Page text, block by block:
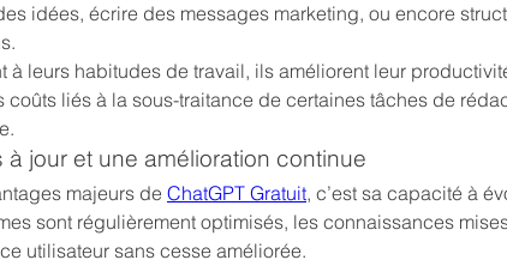
idées, écrire des messages marketing, ou encore
à leurs habitudes de travail, ils améliorent leur
coûts liés à la sous-traitance de certaines tâches de
à jour et une amélioration continue
majeurs de ChatGPT Gratuit, c’est sa capacité à
sont régulièrement optimisés, les connaissances
utilisateur sans cesse améliorée.